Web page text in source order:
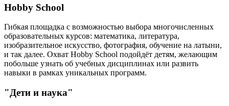
Hobby School
Гибкая площадка с возможностью выбора многочисленных
образовательных курсов: математика, литература,
изобразительное искусство, фотография, обучение на латыни,
и так далее. Охват Hobby School подойдёт детям, желающим
побольше узнать об учебных дисциплинах или развить
навыки в рамках уникальных программ.
"Дети и наука"